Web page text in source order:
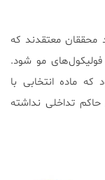
معتقدند که
مو شود.
ماده انتخابی با
تداخلی نداشته